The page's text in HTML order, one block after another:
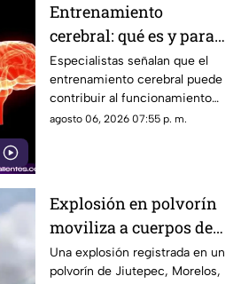
Entrenamiento
cerebral: qué es y para
qué sirve
Especialistas señalan que el
entrenamiento cerebral puede
contribuir al funcionamiento
cognitivo cuando se combina
agosto 06, 2026 07:55 p. m.
Explosión en polvorín
moviliza a cuerpos de
emergencia
Una explosión registrada en un
polvorín de Jiutepec, Morelos,